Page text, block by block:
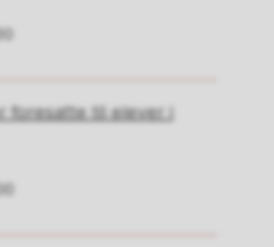
foresatte til elever i